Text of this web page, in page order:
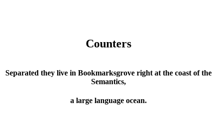
Counters
Separated they live in Bookmarksgrove right at the coast of the
Semantics,
a large language ocean.